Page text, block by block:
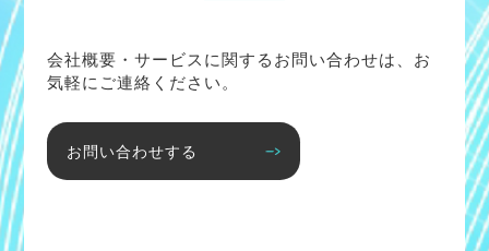
会社概要・サービスに関するお問い合わせは、お
気軽にご連絡ください。
お問い合わせする